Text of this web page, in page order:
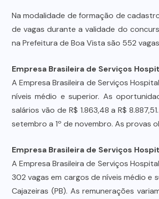
Na modalidade de formação de
de vagas durante a validade do
na Prefeitura de Boa Vista são 552
Empresa Brasileira de Serviços
A Empresa Brasileira de Serviços
níveis médio e superior. As
salários vão de R$ 1.863,48 a R$
setembro a 1º de novembro. As provas
Empresa Brasileira de Serviços
A Empresa Brasileira de Serviços
302 vagas em cargos de níveis médio e
Cajazeiras (PB). As remunerações
MDB implode
deputado federal e
forças no Senado e na